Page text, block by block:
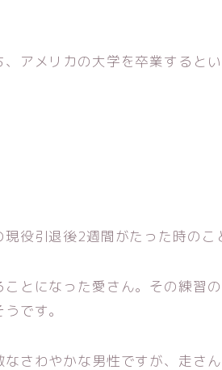
アメリカの大学を卒業すると
役引退後2週間がたった時のこ
とになった愛さん。その練習
です。
さわやかな男性ですが、走さ